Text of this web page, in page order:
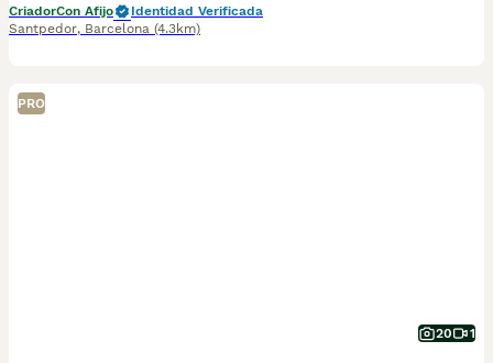
CriadorCon Afijo
Identidad Verificada
Santpedor, Barcelona (4.3km)
PRO
20 1